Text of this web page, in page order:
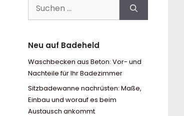
nach:
Neu auf Badeheld
Waschbecken aus Beton: Vor- und
Nachteile für Ihr Badezimmer
Sitzbadewanne nachrüsten: Maße,
Einbau und worauf es beim
Austausch ankommt